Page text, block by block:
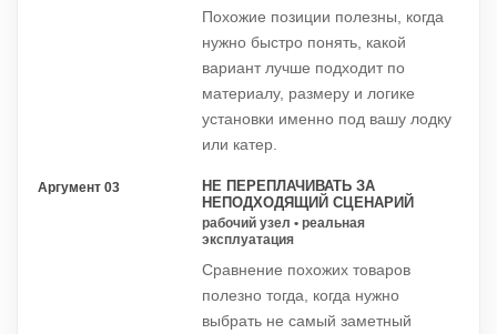
Похожие позиции полезны, когда
нужно быстро понять, какой
вариант лучше подходит по
материалу, размеру и логике
установки именно под вашу лодку
или катер.
Аргумент 03
НЕ ПЕРЕПЛАЧИВАТЬ ЗА
НЕПОДХОДЯЩИЙ СЦЕНАРИЙ
рабочий узел • реальная
эксплуатация
Сравнение похожих товаров
полезно тогда, когда нужно
выбрать не самый заметный